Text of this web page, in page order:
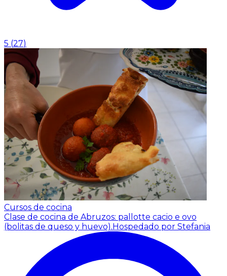
5 (27)
Cursos de cocina
Clase de cocina de Abruzos: pallotte cacio e ovo
(bolitas de queso y huevo). Hospedado por Stefania